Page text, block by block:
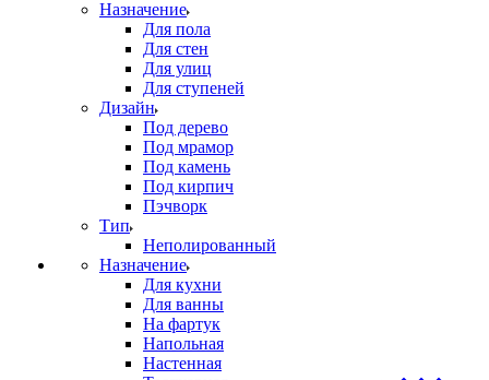
Назначение
Для пола
Для стен
Для улиц
Для ступеней
Дизайн
Под дерево
Под мрамор
Под камень
Под кирпич
Пэчворк
Тип
Неполированный
Назначение
Для кухни
Для ванны
На фартук
Напольная
Настенная